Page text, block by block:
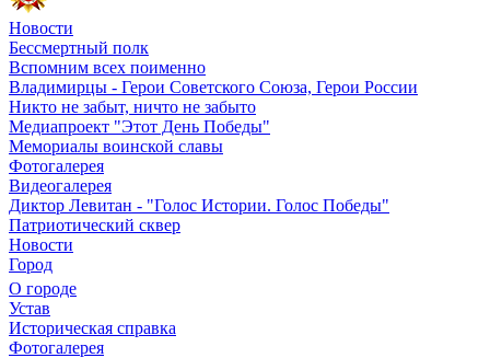
Новости
Бессмертный полк
Вспомним всех поименно
Владимирцы - Герои Советского Союза, Герои России
Никто не забыт, ничто не забыто
Медиапроект "Этот День Победы"
Мемориалы воинской славы
Фотогалерея
Видеогалерея
Диктор Левитан - "Голос Истории. Голос Победы"
Патриотический сквер
Новости
Город
О городе
Устав
Историческая справка
Фотогалерея